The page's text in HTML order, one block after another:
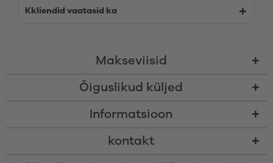
Kkliendid vaatasid ka
Makseviisid
Õiguslikud küljed
Informatsioon
kontakt